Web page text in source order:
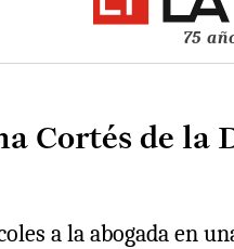
75
Cortés de
a la abogada en